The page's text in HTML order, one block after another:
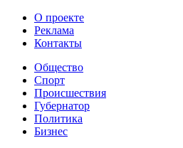
О проекте
Реклама
Контакты
Общество
Спорт
Происшествия
Губернатор
Политика
Бизнес